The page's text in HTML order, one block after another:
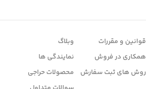
قوانین و مقررات
همکاری در فروش
روش های ثبت سفارش
وبلاگ
نمایندگی ها
محصولات حراجی